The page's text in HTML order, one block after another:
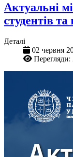
Актуальні
студентів
Деталі
02 червня
Перегляди: